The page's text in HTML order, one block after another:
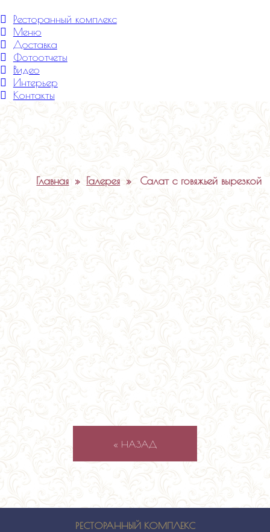
Ресторанный комплекс
Меню
Доставка
Фотоотчеты
Видео
Интерьер
Контакты
Главная » Галерея » Салат с говяжьей вырезкой
« НАЗАД
РЕСТОРАННЫЙ КОМПЛЕКС